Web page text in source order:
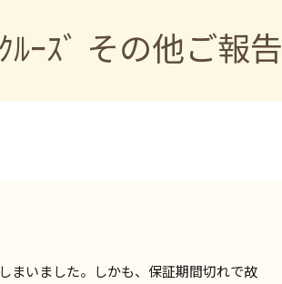
ｰｽﾞ その他ご報告
まいました。しかも、保証期間切れで故